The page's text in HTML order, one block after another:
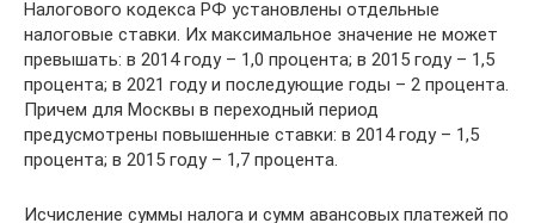
Налогового кодекса РФ установлены отдельные
налоговые ставки. Их максимальное значение не может
превышать: в 2014 году – 1,0 процента; в 2015 году – 1,5
процента; в 2021 году и последующие годы – 2 процента.
Причем для Москвы в переходный период
предусмотрены повышенные ставки: в 2014 году – 1,5
процента; в 2015 году – 1,7 процента.
Исчисление суммы налога и сумм авансовых платежей по